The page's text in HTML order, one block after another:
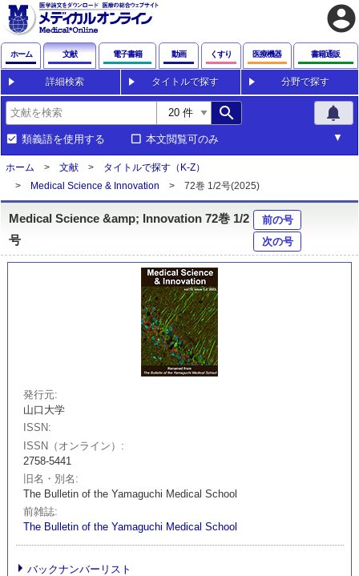
account_circle
ホーム 文献 電子書籍 動画 くすり 医療機器 書籍通販
詳細検索 タイトルで探す 分野で探す
search notifications
類義語を使用する 本文閲覧可のみ
ホーム 文献
タイトルで探す（K-Z）
Medical Science & Innovation
72巻 1/2号(2025)
Medical Science &amp; Innovation 72巻 1/2
号
前の号
次の号
発行元
山口大学
ISSN
ISSN（オンライン）
2758-5441
旧名・別名
The Bulletin of the Yamaguchi Medical School
前雑誌
The Bulletin of the Yamaguchi Medical School
バックナンバーリスト